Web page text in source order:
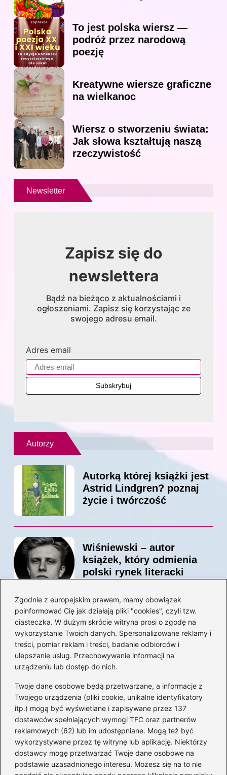
Zgodnie z europejskim prawem, mamy obowiązek
poinformować Cię jak działają pliki "cookies", czyli tzw.
ciasteczka. W dużym skrócie witryna prosi o zgodę na
wykorzystanie Twoich danych. Spersonalizowane reklamy i
treści, pomiar reklam i treści, badanie odbiorców i
ulepszanie usług. Przechowywanie informacji na
urządzeniu lub dostęp do nich.
Twoje dane osobowe będą przetwarzane, a informacje z
Twojego urządzenia (pliki cookie, unikalne identyfikatory
itp.) mogą być wyświetlane i zapisywane przez 137
dostawców spełniających wymogi TFC oraz partnerów
reklamowych (62) lub im udostępniane. Mogą też być
wykorzystywane przez tę witrynę lub aplikację. Niektórzy
dostawcy mogę przetwarzać Twoje dane osobowe na
podstawie uzasadnionego interesu. Możesz się na to nie
To jest polska wiersz —
podróż przez narodową
poezję
Kreatywne wiersze graficzne
na wielkanoc
Wiersz o stworzeniu świata:
Jak słowa kształtują naszą
rzeczywistość
Newsletter
Zapisz się do
newslettera
Bądź na bieżąco z aktualnościami i
ogłoszeniami. Zapisz się korzystając ze
swojego adresu email.
Adres email
Autorzy
Autorką której książki jest
Astrid Lindgren? poznaj
życie i twórczość
Wiśniewski – autor
książek, który odmienia
polski rynek literacki
Magiczne kulisy życia
autora książki o Kubusiu
Puchatku
Odkryj inne książki autora
„Jaś i Małgosia”, które
musisz przeczytać
Odkrywając magiczny